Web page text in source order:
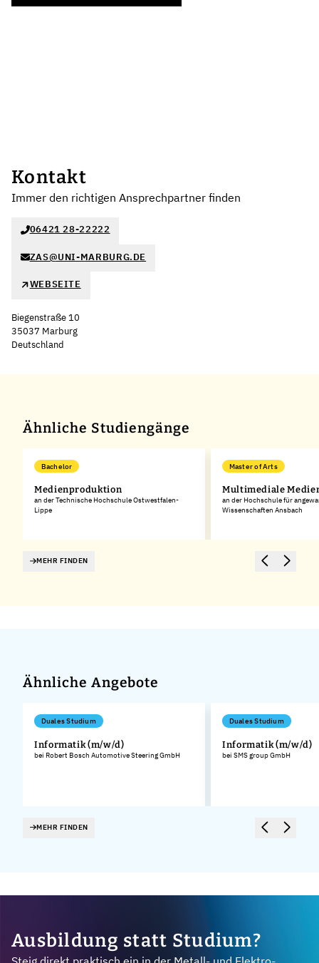
Kontakt
Immer den richtigen Ansprechpartner finden
06421 28-22222
ZAS@UNI-MARBURG.DE
WEBSEITE
Biegenstraße 10
35037 Marburg
Deutschland
Ähnliche Studiengänge
Bachelor
Medienproduktion
an der Technische Hochschule Ostwestfalen-
Lippe
Master of Arts
Multimediale
an der Hochschule für
Wissenschaften Ansbach
MEHR FINDEN
Ähnliche Angebote
Duales Studium
Informatik (m/w/d)
bei Robert Bosch Automotive Steering GmbH
Duales Studium
Informatik (m/w/d)
bei SMS group GmbH
MEHR FINDEN
Ausbildung statt Studium?